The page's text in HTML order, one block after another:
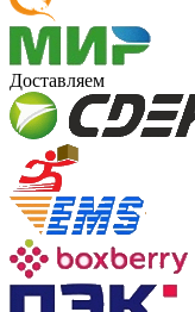
Доставляем